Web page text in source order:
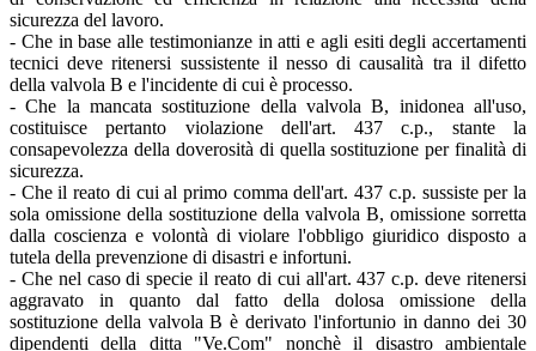
sicurezza del lavoro.
- Che in base alle testimonianze in atti e agli esiti degli accertamenti
tecnici deve ritenersi sussistente il nesso di causalità tra il difetto
della valvola B e l'incidente di cui è processo.
- Che la mancata sostituzione della valvola B, inidonea all'uso,
costituisce pertanto violazione dell'art. 437 c.p., stante la
consapevolezza della doverosità di quella sostituzione per finalità di
sicurezza.
- Che il reato di cui al primo comma dell'art. 437 c.p. sussiste per la
sola omissione della sostituzione della valvola B, omissione sorretta
dalla coscienza e volontà di violare l'obbligo giuridico disposto a
tutela della prevenzione di disastri e infortuni.
- Che nel caso di specie il reato di cui all'art. 437 c.p. deve ritenersi
aggravato in quanto dal fatto della dolosa omissione della
sostituzione della valvola B è derivato l'infortunio in danno dei 30
dipendenti della ditta "Ve.Com" nonchè il disastro ambientale